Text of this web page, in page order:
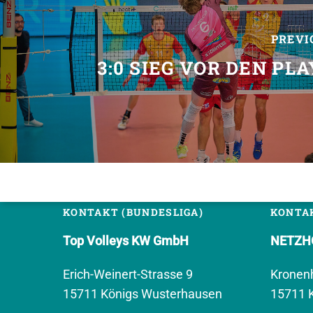
3:0 SIEG VOR DEN
KONTAKT (BUNDESLIGA)
Top Volleys KW GmbH
Erich-Weinert-Strasse 9
15711 Königs Wusterhausen
15711